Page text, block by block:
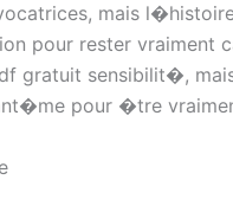
mais
pour rester vraiment
gratuit sensibilit�,
pour �tre